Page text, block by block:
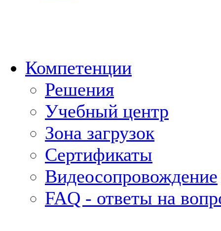
Компетенции
Решения
Учебный центр
Зона загрузок
Сертификаты
Видеосопровождение
FAQ - ответы на